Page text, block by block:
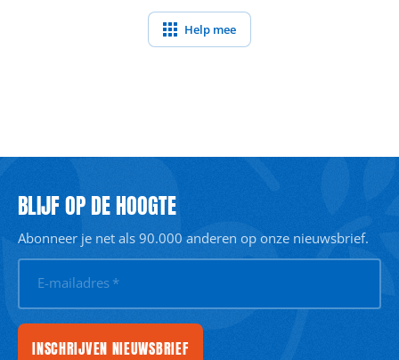
Help mee
BLIJF OP DE HOOGTE
Abonneer je net als 90.000 anderen op onze nieuwsbrief.
E-mailadres *
INSCHRIJVEN NIEUWSBRIEF